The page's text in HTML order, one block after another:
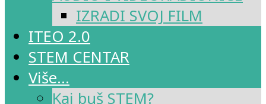
IZRADI SVOJ FILM
ITEO 2.0
STEM CENTAR
Više…
Kaj buš STEM?